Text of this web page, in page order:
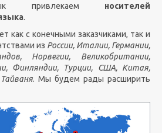
привлекаем носителей
.
как с конечными заказчиками, так и
из России, Италии, Германии,
Норвегии, Великобритании,
Финляндии, Турции, США, Китая,
Тайваня. Мы будем рады расширить